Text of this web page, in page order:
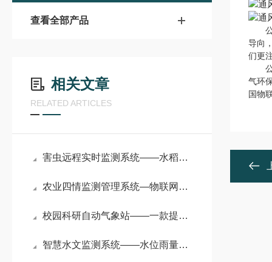
查看全部产品
相关文章
RELATED ARTICLES
害虫远程实时监测系统——水稻虫情测报灯的数据采集与分析架构
农业四情监测管理系统—物联网下的农业四情监测系统，为农田装上“千里眼”
校园科研自动气象站——一款提升学习好趣味的高中学校气象站2024万象直销
智慧水文监测系统——水位雨量流速流量监测仪：水文数据的精准 “捕捉者”
公
导向
们更
公
气环
国物